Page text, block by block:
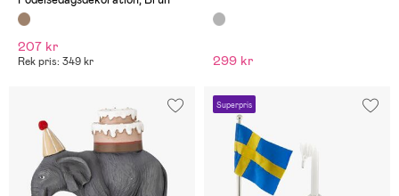
207 kr
Rek pris: 349 kr 299 kr
Superpris